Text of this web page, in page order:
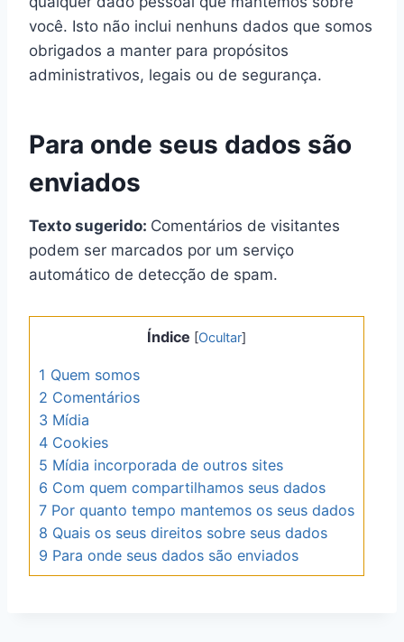
você. Isto não inclui nenhuns dados que somos
obrigados a manter para propósitos
administrativos, legais ou de segurança.
Para onde seus dados são
enviados
Texto sugerido: Comentários de visitantes
podem ser marcados por um serviço
automático de detecção de spam.
Índice [Ocultar]
1 Quem somos
2 Comentários
3 Mídia
4 Cookies
5 Mídia incorporada de outros sites
6 Com quem compartilhamos seus dados
7 Por quanto tempo mantemos os seus dados
8 Quais os seus direitos sobre seus dados
9 Para onde seus dados são enviados